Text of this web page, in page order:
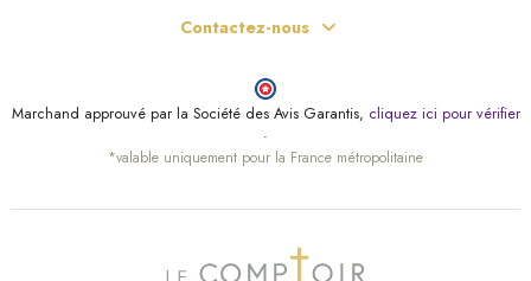
Contactez-nous
Marchand approuvé par la Société des Avis Garantis, cliquez ici pour vérifier
.
*valable uniquement pour la France métropolitaine